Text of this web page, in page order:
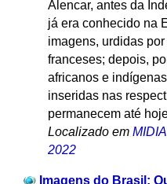
Alencar, antes da
já era conhecido na
imagens, urdidas
franceses; depois,
africanos e
inseridas nas
permanecem até
Localizado em
2022
Imagens do Brasil: